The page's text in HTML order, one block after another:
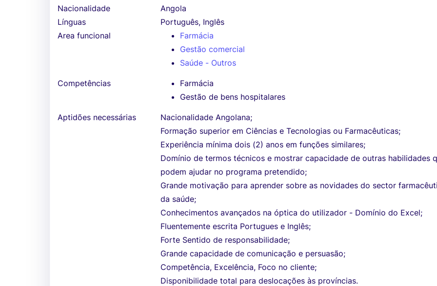
Nacionalidade
Angola
Línguas
Português, Inglês
Area funcional
Farmácia
Gestão comercial
Saúde - Outros
Competências
Farmácia
Gestão de bens hospitalares
Aptidões necessárias
Nacionalidade Angolana;
Formação superior em Ciências e Tecnologias ou Farmacêuticas;
Experiência mínima dois (2) anos em funções similares;
Domínio de termos técnicos e mostrar capacidade de outras habilidades
podem ajudar no programa pretendido;
Grande motivação para aprender sobre as novidades do sector
da saúde;
Conhecimentos avançados na óptica do utilizador - Domínio do Excel;
Fluentemente escrita Portugues e Inglês;
Forte Sentido de responsabilidade;
Grande capacidade de comunicação e persuasão;
Competência, Excelência, Foco no cliente;
Disponibilidade total para deslocações às províncias.